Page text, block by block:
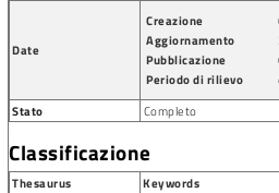
Date
Creazione
Aggiornamento
Pubblicazione
Periodo di rilievo
Stato
Completo
Classificazione
Thesaurus
Keywords